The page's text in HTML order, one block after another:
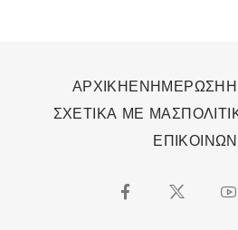
ΑΡΧΙΚΗΕΝΗΜΕΡΩΣΗ
ΣΧΕΤΙΚΑ ΜΕ ΜΑΣ